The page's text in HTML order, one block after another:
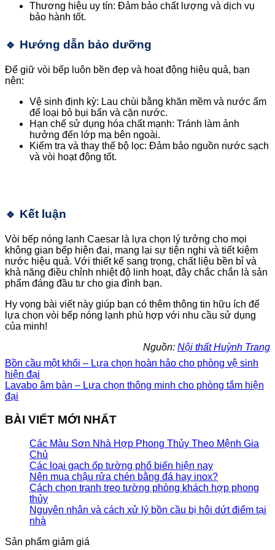
Thương hiệu uy tín: Đảm bảo chất lượng và dịch vụ
bảo hành tốt.
🔹 Hướng dẫn bảo dưỡng
Để giữ vòi bếp luôn bền đẹp và hoạt động hiệu quả, bạn
nên:
Vệ sinh định kỳ: Lau chùi bằng khăn mềm và nước ấm
để loại bỏ bụi bẩn và cặn nước.
Hạn chế sử dụng hóa chất mạnh: Tránh làm ảnh
hưởng đến lớp mạ bên ngoài.
Kiểm tra và thay thế bộ lọc: Đảm bảo nguồn nước sạch
và vòi hoạt động tốt.
🔹 Kết luận
Vòi bếp nóng lạnh Caesar là lựa chọn lý tưởng cho mọi
không gian bếp hiện đại, mang lại sự tiện nghi và tiết kiệm
nước hiệu quả. Với thiết kế sang trọng, chất liệu bền bỉ và
khả năng điều chỉnh nhiệt độ linh hoạt, đây chắc chắn là sản
phẩm đáng đầu tư cho gia đình bạn.
Hy vọng bài viết này giúp bạn có thêm thông tin hữu ích để
lựa chọn vòi bếp nóng lạnh phù hợp với nhu cầu sử dụng
của minh!
Nguồn: Nội thất Huỳnh Trang
Bồn cầu một khối – Lựa chọn hoàn hảo cho phòng vệ sinh
hiện đại
Lavabo âm bàn – Lựa chọn thông minh cho phòng tắm hiện
đại
BÀI VIẾT MỚI NHẤT
Các Màu Sơn Nhà Hợp Phong Thủy Theo Mệnh Gia
Chủ
Các loại gạch ốp tường phổ biến hiện nay
Nên mua chậu rửa chén bằng đá hay inox?
Cách chọn tranh treo tường phòng khách hợp phong
thủy
Nguyên nhân và cách xử lý bồn cầu bị hôi dứt điểm tại
nhà
Sản phẩm giảm giá